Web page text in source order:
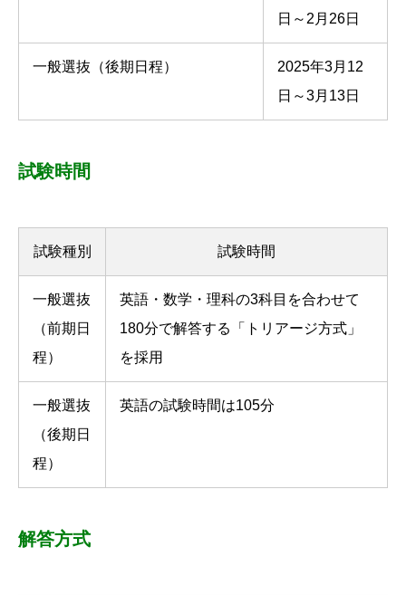
日～2月26日
一般選抜（後期日程）
2025年3月12
日～3月13日
試験時間
試験種別 試験時間
一般選抜
（前期日
程）
英語・数学・理科の3科目を合わせて
180分で解答する「トリアージ方式」
を採用
一般選抜
（後期日
程）
英語の試験時間は105分
解答方式